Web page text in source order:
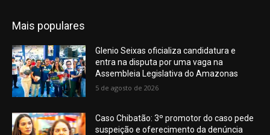
Mais populares
Glenio Seixas oficializa candidatura e
entra na disputa por uma vaga na
Assembleia Legislativa do Amazonas
5 de agosto de 2026
Caso Chibatão: 3º promotor do caso pede
suspeição e oferecimento da denúncia